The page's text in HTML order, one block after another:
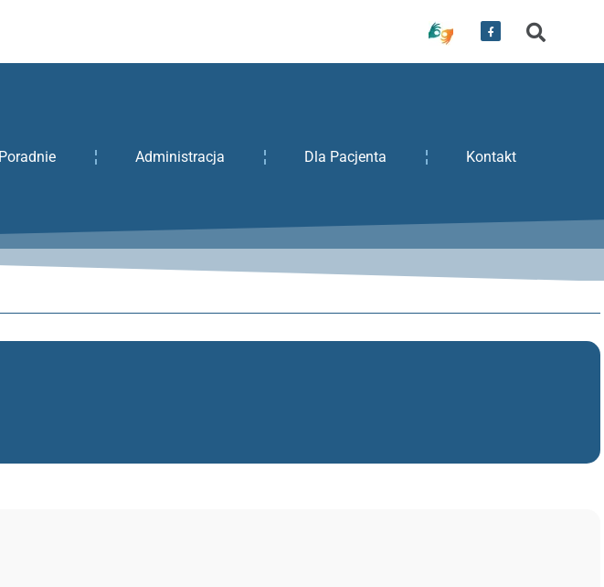
Poradnie Administracja Dla Pacjenta Kontakt